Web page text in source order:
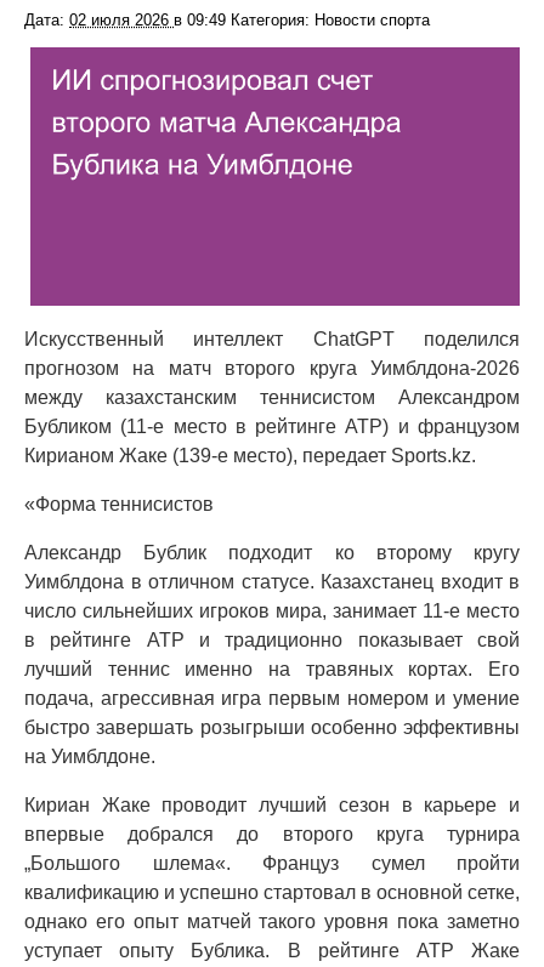
Дата: 02 июля 2026 в 09:49 Категория: Новости спорта
Искусственный интеллект ChatGPT поделился
прогнозом на матч второго круга Уимблдона-2026
между казахстанским теннисистом Александром
Бубликом (11-е место в рейтинге ATP) и французом
Кирианом Жаке (139-е место), передает Sports.kz.
«Форма теннисистов
Александр Бублик подходит ко второму кругу
Уимблдона в отличном статусе. Казахстанец входит в
число сильнейших игроков мира, занимает 11-е место
в рейтинге ATP и традиционно показывает свой
лучший теннис именно на травяных кортах. Его
подача, агрессивная игра первым номером и умение
быстро завершать розыгрыши особенно эффективны
на Уимблдоне.
Кириан Жаке проводит лучший сезон в карьере и
впервые добрался до второго круга турнира
„Большого шлема«. Француз сумел пройти
квалификацию и успешно стартовал в основной сетке,
однако его опыт матчей такого уровня пока заметно
уступает опыту Бублика. В рейтинге ATP Жаке